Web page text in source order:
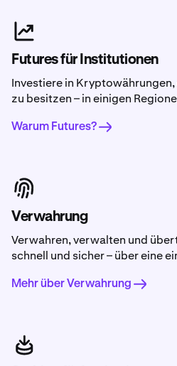
Futures für Institutionen
Investiere in
zu besitzen – in einigen
Warum Futures?
Verwahrung
Verwahren, verwalten und
schnell und sicher – über eine
Mehr über Verwahrung